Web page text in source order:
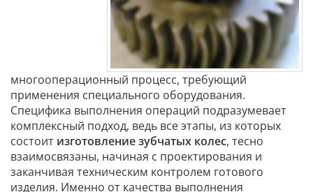
многооперационный процесс, требующий
применения специального оборудования.
Специфика выполнения операций подразумевает
комплексный подход, ведь все этапы, из которых
состоит изготовление зубчатых колес, тесно
взаимосвязаны, начиная с проектирования и
заканчивая техническим контролем готового
изделия. Именно от качества выполнения